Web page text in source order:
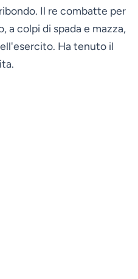
Il re combatte per
a colpi di spada e mazza,
Ha tenuto il